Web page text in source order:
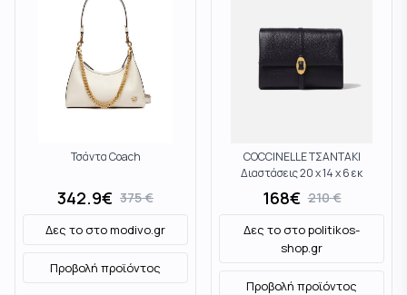
Τσάντα Coach
342.9€ 375€
Δες το στοmodivo.gr
Προβολή προϊόντος
COCCINELLE ΤΣΑΝΤΑΚΙ
Διαστάσεις 20 x 14 x 6 εκ
E5RCK550101001 Black
168€ 210€
Δες το στοpolitikos-
shop.gr
Προβολή προϊόντος